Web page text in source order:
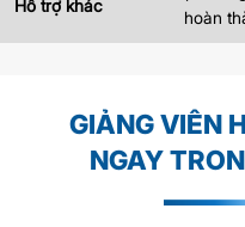
hoàn
Hỗ trợ khác
GIẢNG VIÊN
NGAY